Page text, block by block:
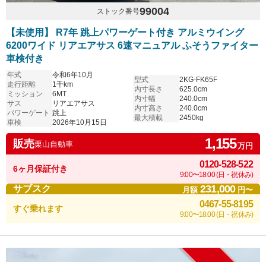
ストック番号99004
【未使用】 R7年 跳上パワーゲート付き アルミウイング
6200ワイド リアエアサス 6速マニュアル ふそうファイター
車検付き
年式
令和6年10月
走行距離
1千km
ミッション
6MT
サス
リアエアサス
パワーゲート 跳上
車検
2026年10月15日
型式
2KG-FK65F
内寸長さ
625.0cm
内寸幅
240.0cm
内寸高さ
240.0cm
最大積載
2450kg
販売栗山自動車 1,155万円
6ヶ月保証付き 0120-528-522
9:00〜18:00 (日・祝休み)
サブスク 月額231,000円〜
すぐ乗れます 0467-55-8195
9:00〜18:00 (日・祝休み)